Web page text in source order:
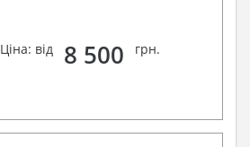
Ціна: від
8 500 грн.